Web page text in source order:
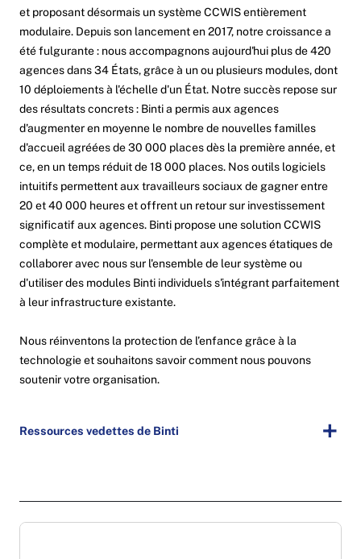
et proposant désormais un système CCWIS entièrement
modulaire. Depuis son lancement en 2017, notre croissance a
été fulgurante : nous accompagnons aujourd'hui plus de 420
agences dans 34 États, grâce à un ou plusieurs modules, dont
10 déploiements à l'échelle d'un État. Notre succès repose sur
des résultats concrets : Binti a permis aux agences
d'augmenter en moyenne le nombre de nouvelles familles
d'accueil agréées de 30 000 places dès la première année, et
ce, en un temps réduit de 18 000 places. Nos outils logiciels
intuitifs permettent aux travailleurs sociaux de gagner entre
20 et 40 000 heures et offrent un retour sur investissement
significatif aux agences. Binti propose une solution CCWIS
complète et modulaire, permettant aux agences étatiques de
collaborer avec nous sur l'ensemble de leur système ou
d'utiliser des modules Binti individuels s'intégrant parfaitement
à leur infrastructure existante.
Nous réinventons la protection de l’enfance grâce à la
technologie et souhaitons savoir comment nous pouvons
soutenir votre organisation.
Ressources vedettes de Binti